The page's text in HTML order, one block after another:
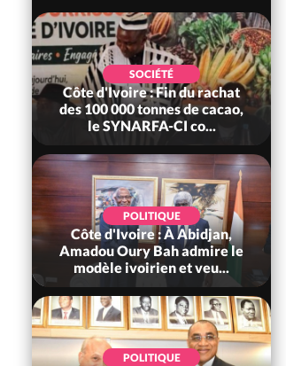
SOCIÉTÉ
Côte d'Ivoire : Fin du rachat
des 100 000 tonnes de cacao,
le SYNARFA-CI co...
POLITIQUE
Côte d'Ivoire : À Abidjan,
Amadou Oury Bah admire le
modèle ivoirien et veu...
POLITIQUE